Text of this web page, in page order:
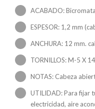
ACABADO:
ESPESOR: 1,2 mm
ANCHURA: 12 mm.
TORNILLOS: M-5 X
NOTAS: Cabeza
UTILIDAD: Para fijar
electricidad, aire